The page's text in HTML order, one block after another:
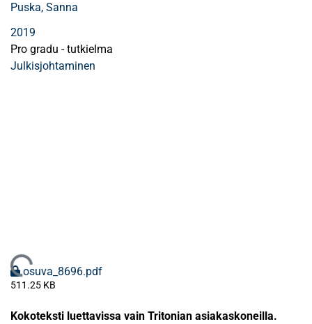
Puska, Sanna
2019
Pro gradu - tutkielma
Julkisjohtaminen
Ladataan...osuva_8696.pdf
511.25 KB
Kokoteksti luettavissa vain Tritonian asiakaskoneilla.